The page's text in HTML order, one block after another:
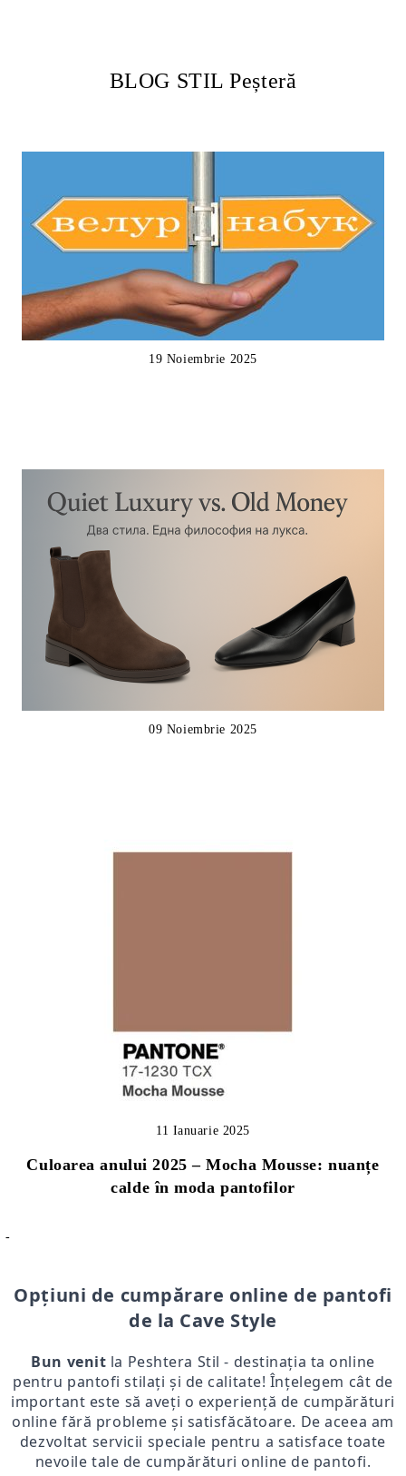
BLOG STIL Peșteră
19 Noiembrie 2025
09 Noiembrie 2025
Culoarea anului 2025 – Mocha Mousse: nuanțe
calde în moda pantofilor
11 Ianuarie 2025
-
Opțiuni de cumpărare online de pantofi
de la Cave Style
Bun venit la Peshtera Stil - destinația ta online
pentru pantofi stilați și de calitate! Înțelegem cât de
important este să aveți o experiență de cumpărături
online fără probleme și satisfăcătoare. De aceea am
dezvoltat servicii speciale pentru a satisface toate
nevoile tale de cumpărături online de pantofi.